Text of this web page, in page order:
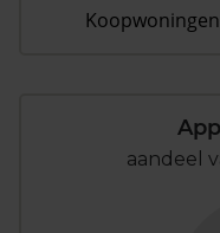
Koopwoningen
aandeel